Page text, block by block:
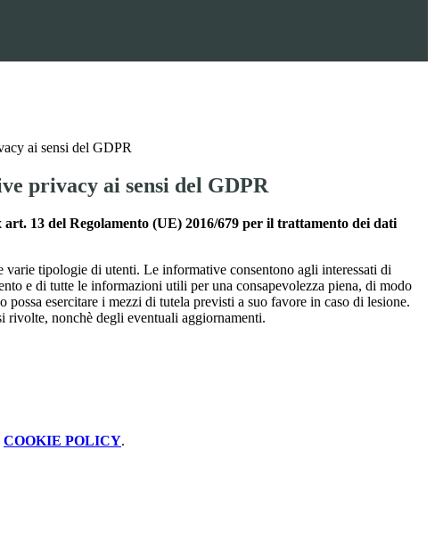
ai sensi del GDPR
privacy ai sensi del GDPR
13 del Regolamento (UE) 2016/679 per il trattamento dei dati
varie tipologie di utenti. Le informative consentono agli interessati di
e di tutte le informazioni utili per una consapevolezza piena, di modo
esercitare i mezzi di tutela previsti a suo favore in caso di lesione.
rivolte, nonchè degli eventuali aggiornamenti.
COOKIE POLICY.